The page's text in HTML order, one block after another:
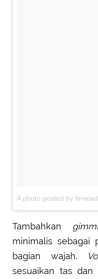
A photo posted by
Tambahkan
minimalis sebagai
bagian wajah.
sesuaikan tas